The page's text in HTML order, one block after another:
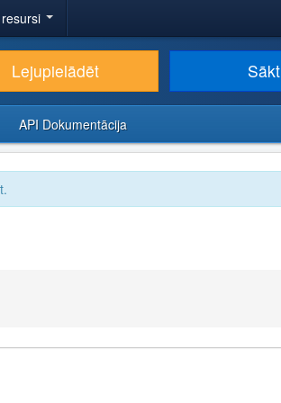
Lejupielādēt Sākt
API Dokumentācija